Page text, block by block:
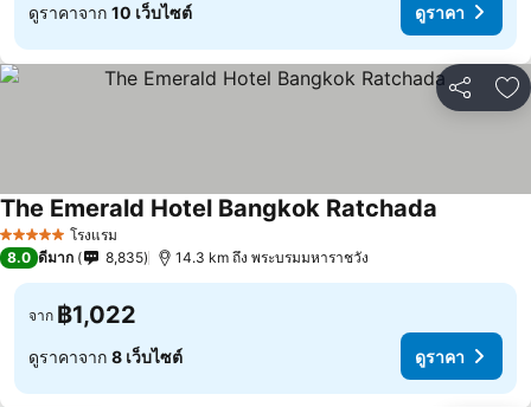
ดูราคาจาก 10 เว็บไซต์ ดูราคา
แชร์ เ
5 ดาว โรงแรม
The Emerald Hotel Bangkok Ratchada
8.0 ดีมาก 8,835 14.3 km ถึง พระบรมมหาราชวัง
จาก ฿1,022
ดูราคาจาก 8 เว็บไซต์ ดูราคา